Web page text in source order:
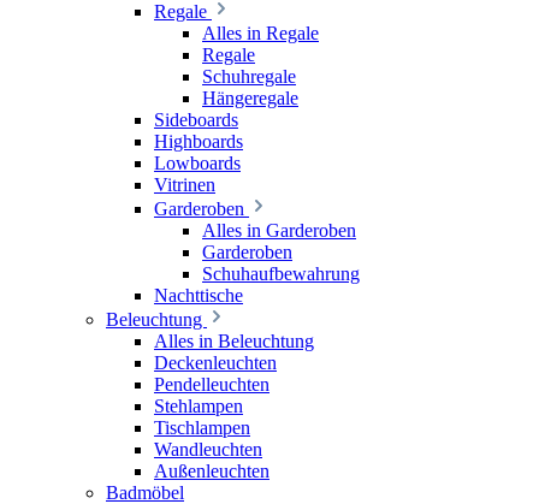
Regale
Alles in Regale
Regale
Schuhregale
Hängeregale
Sideboards
Highboards
Lowboards
Vitrinen
Garderoben
Alles in Garderoben
Garderoben
Schuhaufbewahrung
Nachttische
Beleuchtung
Alles in Beleuchtung
Deckenleuchten
Pendelleuchten
Stehlampen
Tischlampen
Wandleuchten
Außenleuchten
Badmöbel